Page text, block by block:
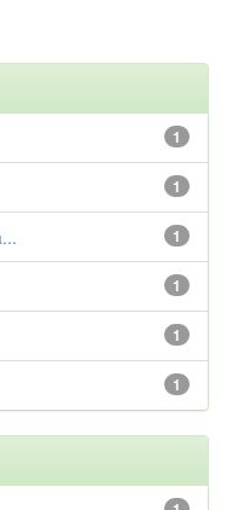
1
1
1
1
1
1